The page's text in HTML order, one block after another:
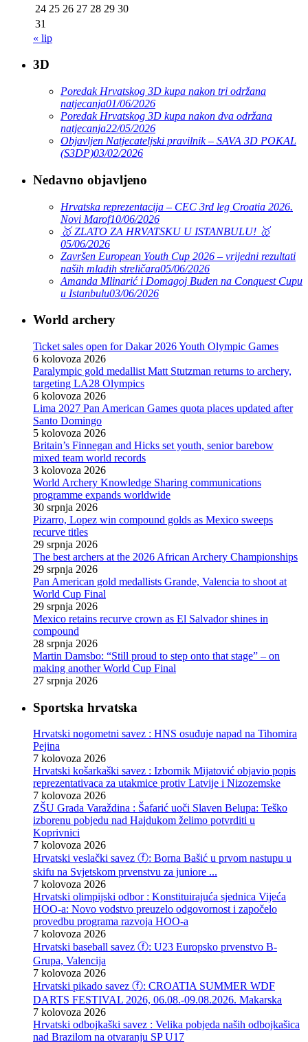
24 25 26 27 28 29 30
31
« lip
3D
Poredak Hrvatskog 3D kupa nakon tri održana
natjecanja01/06/2026
Poredak Hrvatskog 3D kupa nakon dva održana
natjecanja22/05/2026
Objavljen Natjecateljski pravilnik – SAVA 3D POKAL
(S3DP)03/02/2026
Nedavno objavljeno
Hrvatska reprezentacija – CEC 3rd leg Croatia 2026.
Novi Marof10/06/2026
🥇 ZLATO ZA HRVATSKU U ISTANBULU! 🥇
05/06/2026
Završen European Youth Cup 2026 – vrijedni rezultati
naših mladih streličara05/06/2026
Amanda Mlinarić i Domagoj Buden na Conquest Cupu
u Istanbulu03/06/2026
World archery
Ticket sales open for Dakar 2026 Youth Olympic Games
6 kolovoza 2026
Paralympic gold medallist Matt Stutzman returns to archery,
targeting LA28 Olympics
6 kolovoza 2026
Lima 2027 Pan American Games quota places updated after
Santo Domingo
5 kolovoza 2026
Britain’s Finnegan and Hicks set youth, senior barebow
mixed team world records
3 kolovoza 2026
World Archery Knowledge Sharing communications
programme expands worldwide
30 srpnja 2026
Pizarro, Lopez win compound golds as Mexico sweeps
recurve titles
29 srpnja 2026
The best archers at the 2026 African Archery Championships
29 srpnja 2026
Pan American gold medallists Grande, Valencia to shoot at
World Cup Final
29 srpnja 2026
Mexico retains recurve crown as El Salvador shines in
compound
28 srpnja 2026
Martin Damsbo: “Still proud to step onto that stage” – on
making another World Cup Final
27 srpnja 2026
Sportska hrvatska
Hrvatski nogometni savez : HNS osuđuje napad na Tihomira
Pejina
7 kolovoza 2026
Hrvatski košarkaški savez : Izbornik Mijatović objavio popis
reprezentativaca za utakmice protiv Latvije i Nizozemske
7 kolovoza 2026
ZŠU Grada Varaždina : Šafarić uoči Slaven Belupa: Teško
izborenu pobjedu nad Hajdukom želimo potvrditi u
Koprivnici
7 kolovoza 2026
Hrvatski veslački savez ⓕ: Borna Bašić u prvom nastupu u
skifu na Svjetskom prvenstvu za juniore ...
7 kolovoza 2026
Hrvatski olimpijski odbor : Konstituirajuća sjednica Vijeća
HOO-a: Novo vodstvo preuzelo odgovornost i započelo
provedbu programa razvoja HOO-a
7 kolovoza 2026
Hrvatski baseball savez ⓕ: U23 Europsko prvenstvo B-
Grupa, Valencija
7 kolovoza 2026
Hrvatski pikado savez ⓕ: CROATIA SUMMER WDF
DARTS FESTIVAL 2026, 06.08.-09.08.2026. Makarska
7 kolovoza 2026
Hrvatski odbojkaški savez : Velika pobjeda naših odbojkašica
nad Brazilom na otvaranju SP U17